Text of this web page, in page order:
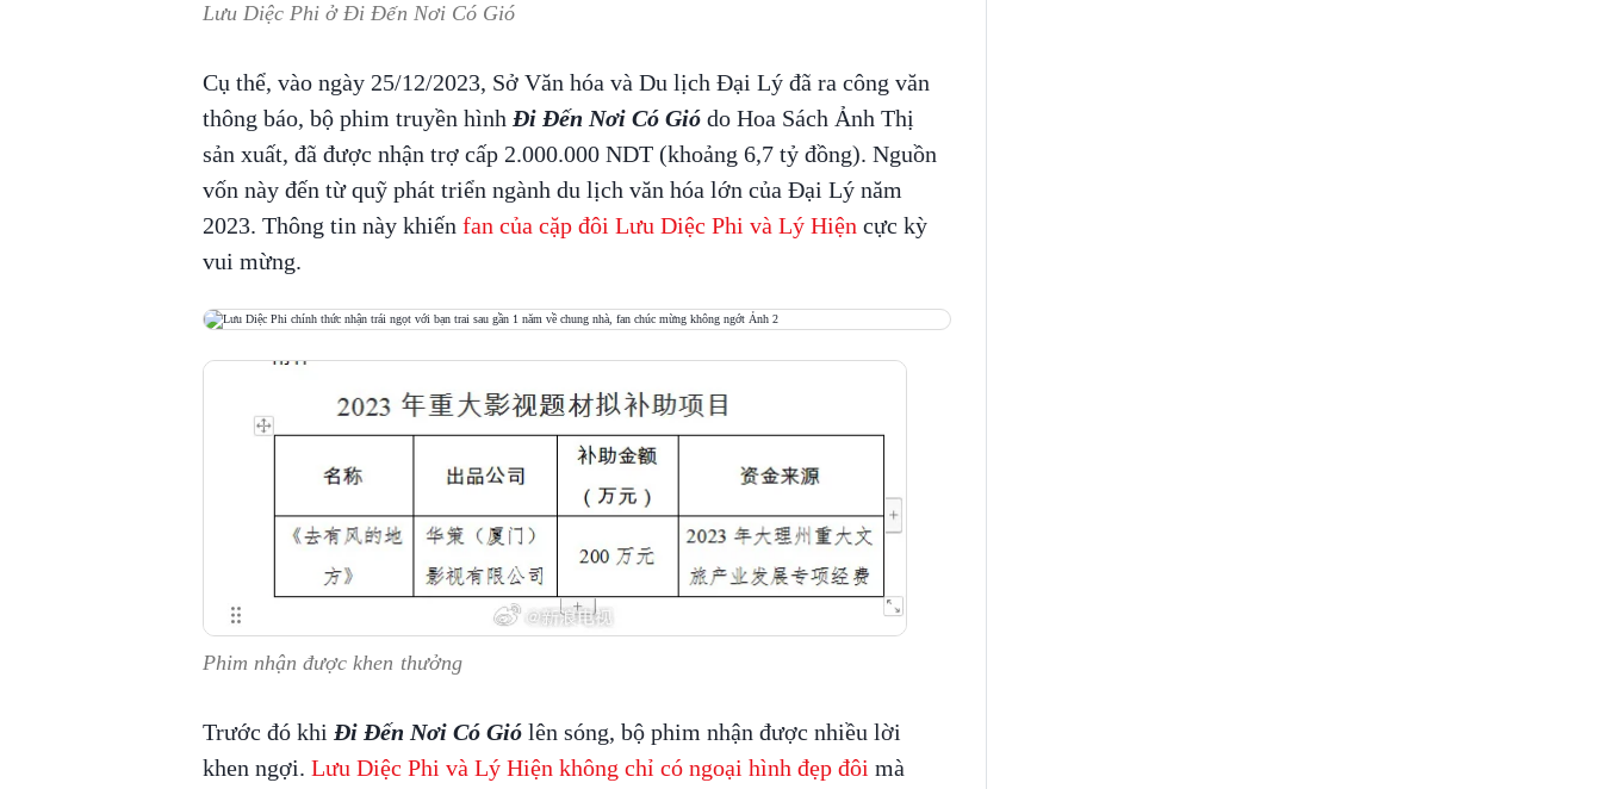
Lưu Diệc Phi ở Đi Đến Nơi Có Gió
Cụ thể, vào ngày 25/12/2023, Sở Văn hóa và Du lịch Đại Lý đã ra công văn
thông báo, bộ phim truyền hình Đi Đến Nơi Có Giódo Hoa Sách Ảnh Thị
sản xuất, đã được nhận trợ cấp 2.000.000 NDT (khoảng 6,7 tỷ đồng). Nguồn
vốn này đến từ quỹ phát triển ngành du lịch văn hóa lớn của Đại Lý năm
2023. Thông tin này khiến fan của cặp đôi Lưu Diệc Phi và Lý Hiện cực kỳ
vui mừng.
Phim nhận được khen thưởng
Trước đó khi Đi Đến Nơi Có Giólên sóng, bộ phim nhận được nhiều lời
khen ngợi. Lưu Diệc Phi và Lý Hiện không chỉ có ngoại hình đẹp đôi mà